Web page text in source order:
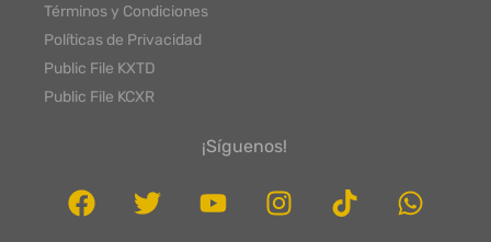
Términos y Condiciones
Políticas de Privacidad
Public File KXTD
Public File KCXR
¡Síguenos!